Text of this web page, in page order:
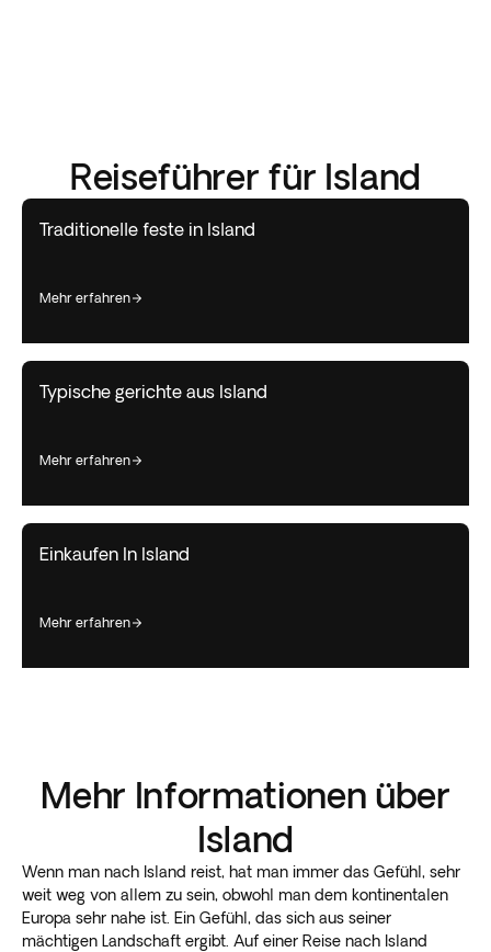
Reiseführer für Island
Traditionelle feste in Island
mehr erfahren
Typische gerichte aus Island
mehr erfahren
Einkaufen In Island
mehr erfahren
Mehr Informationen über
Island
Wenn man nach Island reist, hat man immer das Gefühl, sehr
weit weg von allem zu sein, obwohl man dem kontinentalen
Europa sehr nahe ist. Ein Gefühl, das sich aus seiner
mächtigen Landschaft ergibt. Auf einer Reise nach Island